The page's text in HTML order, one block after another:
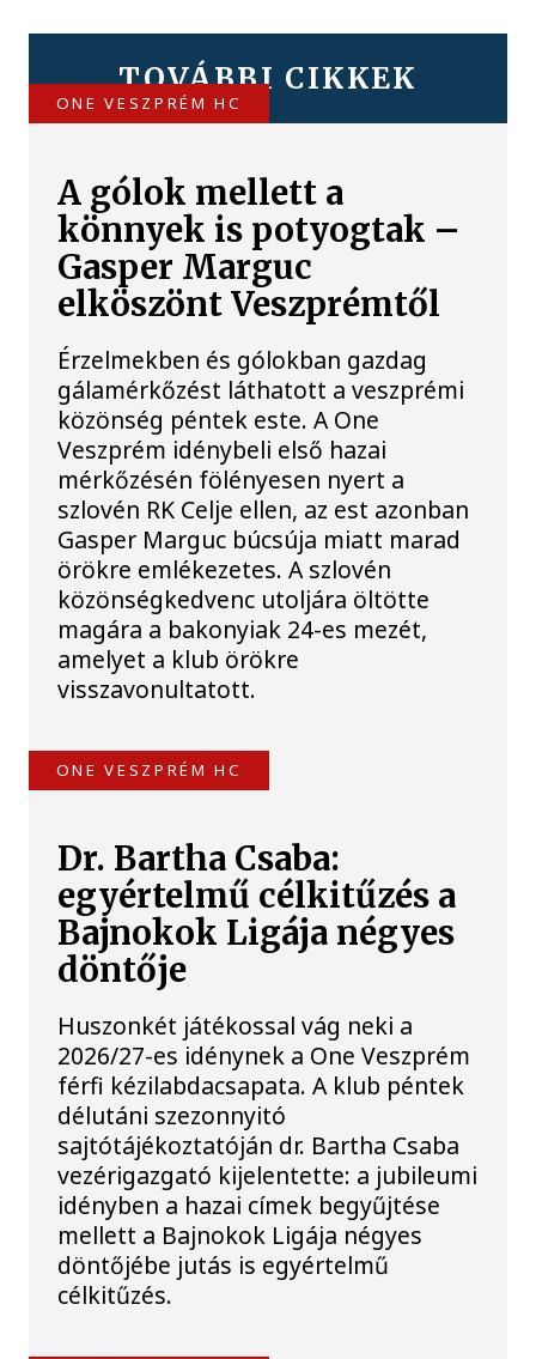
TOVÁBBI CIKKEK
ONE VESZPRÉM HC
A gólok mellett a
könnyek is potyogtak –
Gasper Marguc
elköszönt Veszprémtől
Érzelmekben és gólokban gazdag
gálamérkőzést láthatott a veszprémi
közönség péntek este. A One
Veszprém idénybeli első hazai
mérkőzésén fölényesen nyert a
szlovén RK Celje ellen, az est azonban
Gasper Marguc búcsúja miatt marad
örökre emlékezetes. A szlovén
közönségkedvenc utoljára öltötte
magára a bakonyiak 24-es mezét,
amelyet a klub örökre
visszavonultatott.
ONE VESZPRÉM HC
Dr. Bartha Csaba:
egyértelmű célkitűzés a
Bajnokok Ligája négyes
döntője
Huszonkét játékossal vág neki a
2026/27-es idénynek a One Veszprém
férfi kézilabdacsapata. A klub péntek
délutáni szezonnyitó
sajtótájékoztatóján dr. Bartha Csaba
vezérigazgató kijelentette: a jubileumi
idényben a hazai címek begyűjtése
mellett a Bajnokok Ligája négyes
döntőjébe jutás is egyértelmű
célkitűzés.